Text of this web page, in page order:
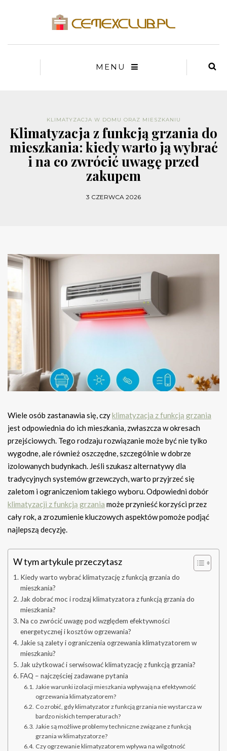
MENU
KLIMATYZACJA W DOMU ORAZ MIESZKANIU
Klimatyzacja z funkcją grzania do
mieszkania: kiedy warto ją wybrać
i na co zwrócić uwagę przed
zakupem
3 CZERWCA 2026
Wiele osób zastanawia się, czyklimatyzacja z funkcją grzania
jest odpowiednia do ich mieszkania, zwłaszcza w okresach
przejściowych. Tego rodzaju rozwiązanie może być nie tylko
wygodne, ale również oszczędne, szczególnie w dobrze
izolowanych budynkach. Jeśli szukasz alternatywy dla
tradycyjnych systemów grzewczych, warto przyjrzeć się
zaletom i ograniczeniom takiego wyboru. Odpowiedni dobór
klimatyzacji z funkcją grzania może przynieść korzyści przez
cały rok, a zrozumienie kluczowych aspektów pomoże podjąć
najlepszą decyzję.
W tym artykule przeczytasz
Kiedy warto wybrać klimatyzację z funkcją grzania do
mieszkania?
Jak dobrać moc i rodzaj klimatyzatora z funkcją grzania do
mieszkania?
Na co zwrócić uwagę pod względem efektywności
energetycznej i kosztów ogrzewania?
Jakie są zalety i ograniczenia ogrzewania klimatyzatorem w
mieszkaniu?
Jak użytkować i serwisować klimatyzację z funkcją grzania?
FAQ – najczęściej zadawane pytania
Jakie warunki izolacji mieszkania wpływają na efektywność
ogrzewania klimatyzatorem?
Co zrobić, gdy klimatyzator z funkcją grzania nie wystarcza w
bardzo niskich temperaturach?
Jakie są możliwe problemy techniczne związane z funkcją
grzania w klimatyzatorze?
Czy ogrzewanie klimatyzatorem wpływa na wilgotność